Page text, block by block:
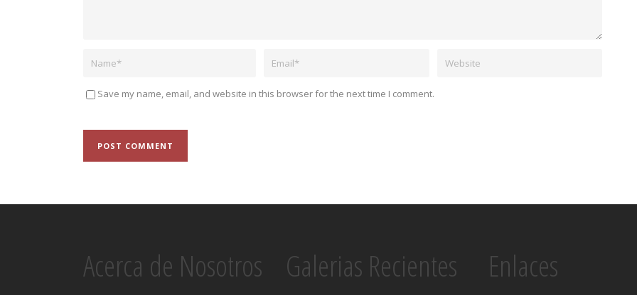
Save my name, email, and website in this browser for the next time I comment.
Acerca de Nosotros Galerias Recientes Enlaces